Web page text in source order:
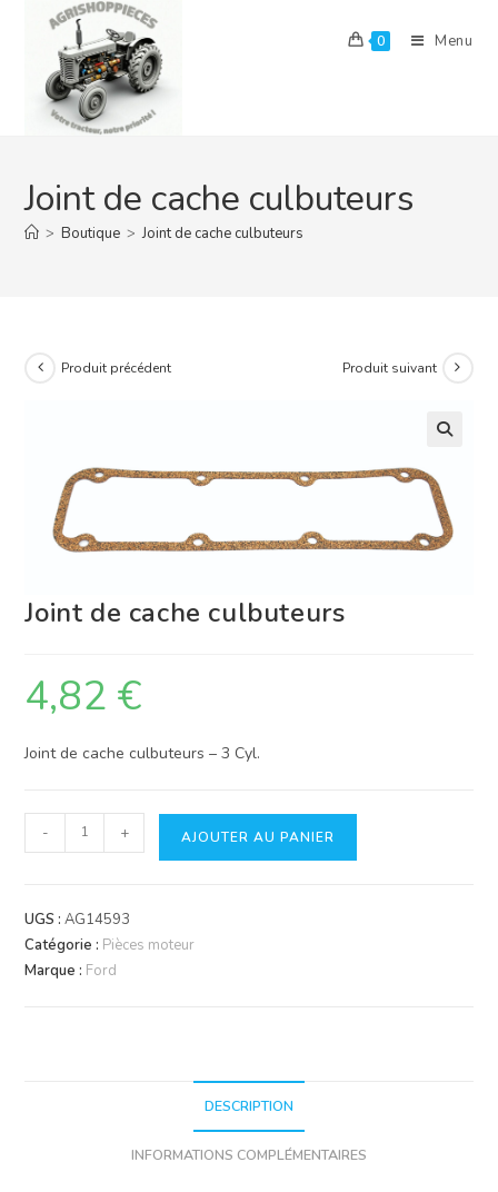
content
0 Menu
Joint de cache culbuteurs
> Boutique > Joint de cache culbuteurs
Produit précédent Produit suivant
Joint de cache culbuteurs
4,82 €
Joint de cache culbuteurs – 3 Cyl.
quantité
de
de
cache
culbuteurs
- + AJOUTER AU PANIER
UGS :AG14593
Catégorie : Pièces moteur
Marque : Ford
DESCRIPTION
INFORMATIONS COMPLÉMENTAIRES